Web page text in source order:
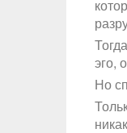
эго,
Но